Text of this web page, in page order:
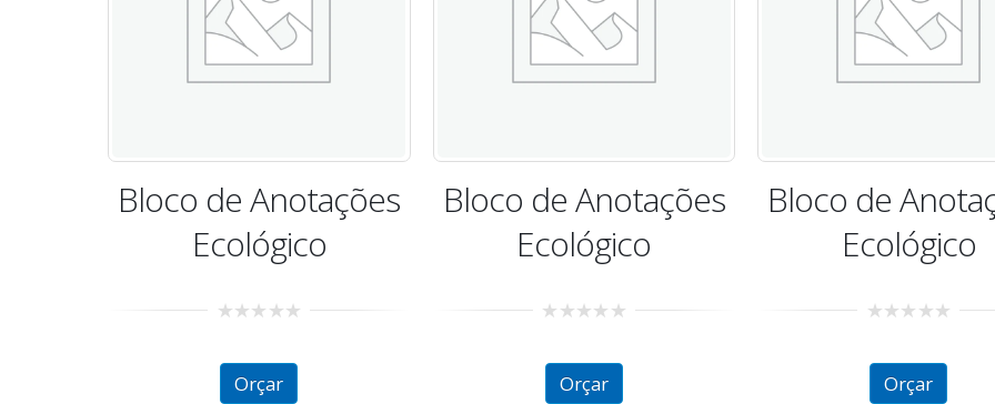
Bloco de Anotações
Ecológico
of
Orçar
Bloco de Anotações
Ecológico
of
Orçar
Bloco de
c/ Post It
of
Orçar